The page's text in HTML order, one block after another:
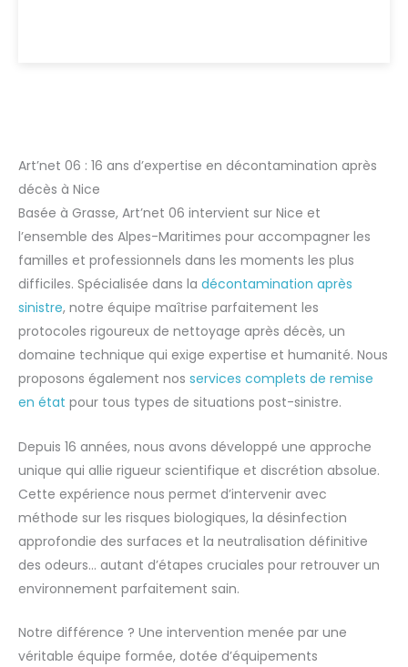
Art’net 06 : 16 ans d’expertise en décontamination après
décès à Nice
Basée à Grasse, Art’net 06 intervient sur Nice et
l’ensemble des Alpes-Maritimes pour accompagner les
familles et professionnels dans les moments les plus
difficiles. Spécialisée dans la décontamination après
sinistre, notre équipe maîtrise parfaitement les
protocoles rigoureux de nettoyage après décès, un
domaine technique qui exige expertise et humanité. Nous
proposons également nos services complets de remise
en état pour tous types de situations post-sinistre.
Depuis 16 années, nous avons développé une approche
unique qui allie rigueur scientifique et discrétion absolue.
Cette expérience nous permet d’intervenir avec
méthode sur les risques biologiques, la désinfection
approfondie des surfaces et la neutralisation définitive
des odeurs… autant d’étapes cruciales pour retrouver un
environnement parfaitement sain.
Notre différence ? Une intervention menée par une
véritable équipe formée, dotée d’équipements